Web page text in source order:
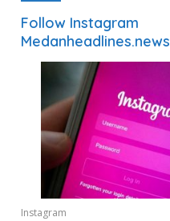
Follow Instagram
Medanheadlines.news
Instagram